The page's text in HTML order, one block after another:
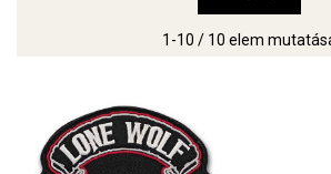
1-10 / 10 elem